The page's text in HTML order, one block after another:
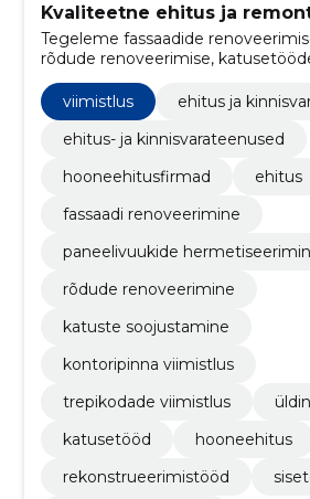
Kvaliteetne ehitus ja
Tegeleme fassaadide
rõdude renoveerimise,
viimistluse ja remonditöödega
viimistlus
ehitus ja
ehitus- ja kinnisvarateenused
hooneehitusfirmad
ehitus
fassaadi renoveerimine
paneelivuukide
rõdude renoveerimine
katuste soojustamine
kontoripinna viimistlus
trepikodade viimistlus
katusetööd
hooneehitus
rekonstrueerimistööd